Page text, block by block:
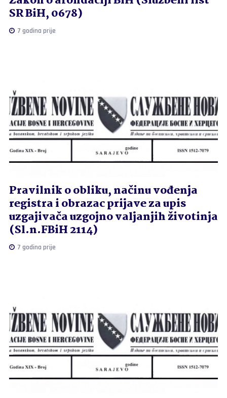
SR BiH, 0678)
7 godina prije
Pravilnik o obliku, načinu vođenja
registra i obrazac prijave za upis
uzgajivača uzgojno valjanjih životinja
(Sl.n.FBiH 2114)
7 godina prije